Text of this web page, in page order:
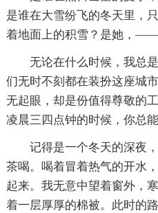
是谁在大雪纷飞的冬天里，
着地面上的积雪？是她，
无论在什么时候，我总是
们无时不刻都在装扮这座城
无起眼，却是份值得尊敬的
凌晨三四点钟的时候，你总
记得是一个冬天的深夜，
茶喝。喝着冒着热气的开水
起来。我无意中望着窗外，
着一层厚厚的棉被。此时的